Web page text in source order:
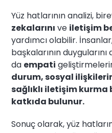
Yüz hatlarının analizi,
zekalarını ve iletişim
yardımcı olabilir.
başkalarının
da empati
durum, sosyal
sağlıklı iletişim
katkıda bulunur.
Sonuç olarak, yüz